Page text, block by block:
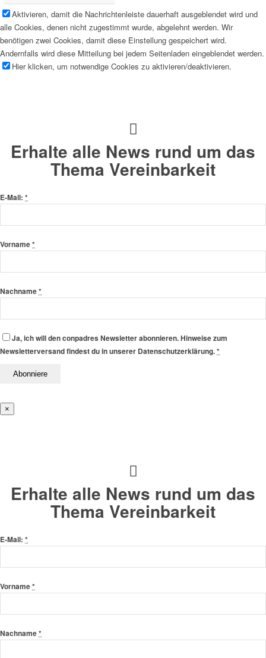
Aktivieren, damit die Nachrichtenleiste dauerhaft ausgeblendet wird und
alle Cookies, denen nicht zugestimmt wurde, abgelehnt werden. Wir
benötigen zwei Cookies, damit diese Einstellung gespeichert wird.
Andernfalls wird diese Mitteilung bei jedem Seitenladen eingeblendet werden.
Hier klicken, um notwendige Cookies zu aktivieren/deaktivieren.
Erhalte alle News rund um das
Thema Vereinbarkeit
E-Mail: *
Vorname*
Nachname*
Ja, ich will den conpadres Newsletter abonnieren. Hinweise zum
Newsletterversand findest du in unserer Datenschutzerklärung.*
×
Erhalte alle News rund um das
Thema Vereinbarkeit
E-Mail: *
Vorname*
Nachname*